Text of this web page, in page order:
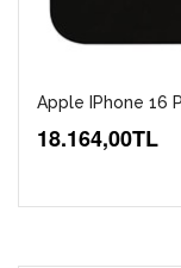
Apple IPhone 16
18.164,00TL